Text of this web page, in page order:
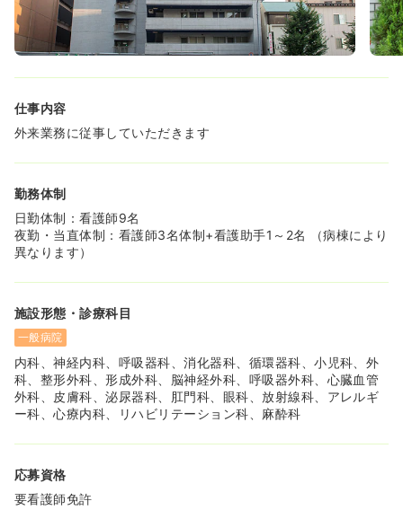
業を少なくするよう環境を整え、職員の負担を減らしてい
ます。
◆研修、勉強会はすべて時間内で行い、会議や研修の時間
も短縮するなど、できるだけ効率化を図っています。
◆年間休日112日、有給消化率81％、8連休取得可能！部長
休みが取りやすい環境です。
≪ママさん看護師が働きやすい制度≫
◆院内保育も整っており、勤務体制も柔軟に考慮できるた
多数在籍し、活躍されています。ライフイベントがあって
も勤続できる環境です♪
◆お子様を院内保育に預けながらの勤務を希望している方
も是非ご相談ください★
≪看護部長について≫
されている素敵な部長です。
◆部長の意向から、人員配置も基準よりも少し多めに配置
し現場にゆとりを持たせたことで、就業環境の改善に繋が
り、離職率も一桁と非常に低く、職員満足度が高い環境に
なりました。
≪立地・設備について≫
かりされており、院内の雰囲気はとても明るいです。
◆アクセスも各線京都駅徒歩3分と抜群の良さ！大阪や滋
賀からも通勤可能です！
仕事内容
外来業務に従事していただきます
勤務体制
日勤体制：看護師9名
夜勤・当直体制：看護師3名体制+看護助手1～2名 （病棟により
異なります）
施設形態・診療科目
一般病院
内科、神経内科、呼吸器科、消化器科、循環器科、小児科、外
科、整形外科、形成外科、脳神経外科、呼吸器外科、心臓血管
外科、皮膚科、泌尿器科、肛門科、眼科、放射線科、アレルギ
ー科、心療内科、リハビリテーション科、麻酔科
応募資格
要看護師免許